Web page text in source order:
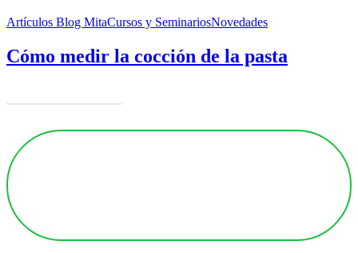
Artículos Blog MitaCursos y SeminariosNovedades
Cómo medir la cocción de la pasta